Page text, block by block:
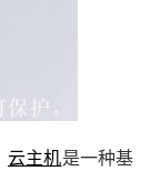
云主机是一种基